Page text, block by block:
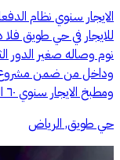
نوم وصاله صغير الدور
وداخل من ضمن مشروع
ومطبخ الايجار سنوي ٦٠ الف دفعتين
حي طويق, الرياض